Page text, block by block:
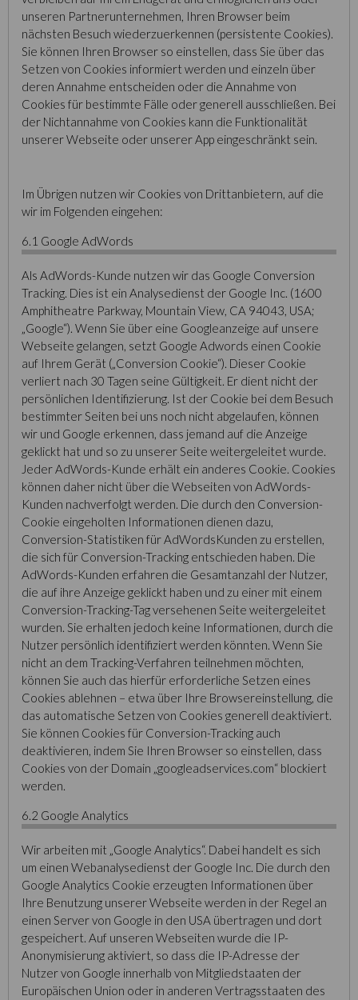
unseren Partnerunternehmen, Ihren Browser beim
nächsten Besuch wiederzuerkennen (persistente Cookies).
Sie können Ihren Browser so einstellen, dass Sie über das
Setzen von Cookies informiert werden und einzeln über
deren Annahme entscheiden oder die Annahme von
Cookies für bestimmte Fälle oder generell ausschließen. Bei
der Nichtannahme von Cookies kann die Funktionalität
unserer Webseite oder unserer App eingeschränkt sein.
Im Übrigen nutzen wir Cookies von Drittanbietern, auf die
wir im Folgenden eingehen:
6.1 Google AdWords
Als AdWords-Kunde nutzen wir das Google Conversion
Tracking. Dies ist ein Analysedienst der Google Inc. (1600
Amphitheatre Parkway, Mountain View, CA 94043, USA;
„Google“). Wenn Sie über eine Googleanzeige auf unsere
Webseite gelangen, setzt Google Adwords einen Cookie
auf Ihrem Gerät („Conversion Cookie“). Dieser Cookie
verliert nach 30 Tagen seine Gültigkeit. Er dient nicht der
persönlichen Identifizierung. Ist der Cookie bei dem Besuch
bestimmter Seiten bei uns noch nicht abgelaufen, können
wir und Google erkennen, dass jemand auf die Anzeige
geklickt hat und so zu unserer Seite weitergeleitet wurde.
Jeder AdWords-Kunde erhält ein anderes Cookie. Cookies
können daher nicht über die Webseiten von AdWords-
Kunden nachverfolgt werden. Die durch den Conversion-
Cookie eingeholten Informationen dienen dazu,
Conversion-Statistiken für AdWordsKunden zu erstellen,
die sich für Conversion-Tracking entschieden haben. Die
AdWords-Kunden erfahren die Gesamtanzahl der Nutzer,
die auf ihre Anzeige geklickt haben und zu einer mit einem
Conversion-Tracking-Tag versehenen Seite weitergeleitet
wurden. Sie erhalten jedoch keine Informationen, durch die
Nutzer persönlich identifiziert werden könnten. Wenn Sie
nicht an dem Tracking-Verfahren teilnehmen möchten,
können Sie auch das hierfür erforderliche Setzen eines
Cookies ablehnen – etwa über Ihre Browsereinstellung, die
das automatische Setzen von Cookies generell deaktiviert.
Sie können Cookies für Conversion-Tracking auch
deaktivieren, indem Sie Ihren Browser so einstellen, dass
Cookies von der Domain „googleadservices.com“ blockiert
werden.
6.2 Google Analytics
Wir arbeiten mit „Google Analytics“. Dabei handelt es sich
um einen Webanalysedienst der Google Inc. Die durch den
Google Analytics Cookie erzeugten Informationen über
Ihre Benutzung unserer Webseite werden in der Regel an
einen Server von Google in den USA übertragen und dort
gespeichert. Auf unseren Webseiten wurde die IP-
Anonymisierung aktiviert, so dass die IP-Adresse der
Nutzer von Google innerhalb von Mitgliedstaaten der
Europäischen Union oder in anderen Vertragsstaaten des